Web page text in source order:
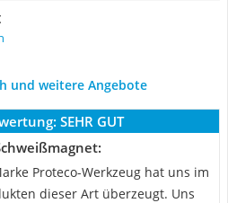
und weitere Angebote
SEHR GUT
Proteco-Werkzeug hat uns im
dieser Art überzeugt. Uns